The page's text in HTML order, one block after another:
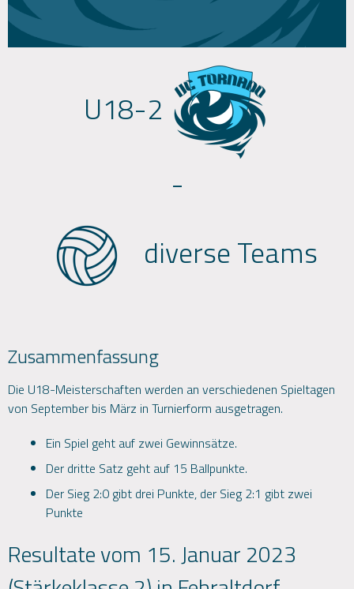
U18-2
-
diverse Teams
Zusammenfassung
Die U18-Meisterschaften werden an verschiedenen Spieltagen
von September bis März in Turnierform ausgetragen.
Ein Spiel geht auf zwei Gewinnsätze.
Der dritte Satz geht auf 15 Ballpunkte.
Der Sieg 2:0 gibt drei Punkte, der Sieg 2:1 gibt zwei
Punkte
Resultate vom 15. Januar 2023